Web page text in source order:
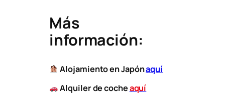
Más
información:
Alojamiento en Japónaquí
Alquiler de cocheaquí